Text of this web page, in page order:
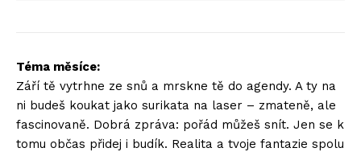
Téma měsíce:
Září tě vytrhne ze snů a mrskne tě do agendy. A ty na
ni budeš koukat jako surikata na laser – zmateně, ale
fascinovaně. Dobrá zpráva: pořád můžeš snít. Jen se k
tomu občas přidej i budík. Realita a tvoje fantazie spolu